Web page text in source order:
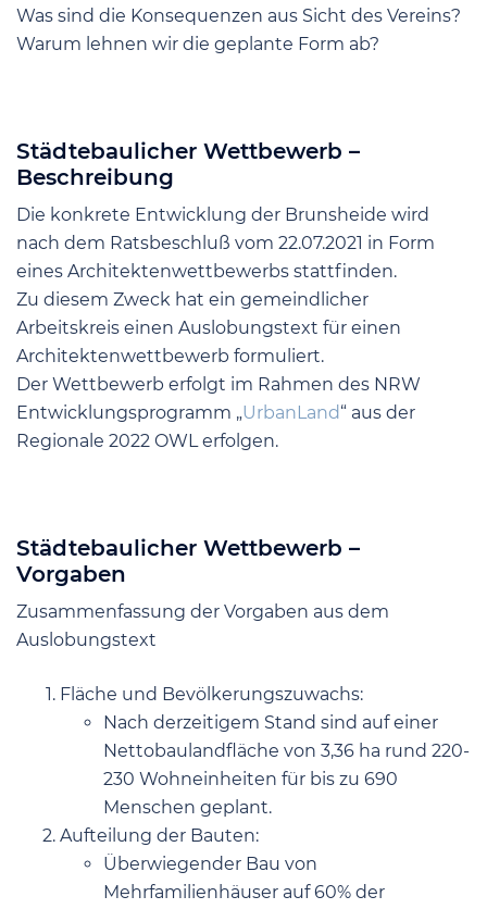
Was sind die Konsequenzen aus Sicht des Vereins?
Warum lehnen wir die geplante Form ab?
Städtebaulicher Wettbewerb –
Beschreibung
Die konkrete Entwicklung der Brunsheide wird
nach dem Ratsbeschluß vom 22.07.2021 in Form
eines Architektenwettbewerbs stattfinden.
Zu diesem Zweck hat ein gemeindlicher
Arbeitskreis einen Auslobungstext für einen
Architektenwettbewerb formuliert.
Der Wettbewerb erfolgt im Rahmen des NRW
Entwicklungsprogramm „UrbanLand “ aus der
Regionale 2022 OWL erfolgen.
Städtebaulicher Wettbewerb –
Vorgaben
Zusammenfassung der Vorgaben aus dem
Auslobungstext
Fläche und Bevölkerungszuwachs:
Nach derzeitigem Stand sind auf einer
Nettobaulandfläche von 3,36 ha rund 220-
230 Wohneinheiten für bis zu 690
Menschen geplant.
Aufteilung der Bauten:
Überwiegender Bau von
Mehrfamilienhäuser auf 60% der